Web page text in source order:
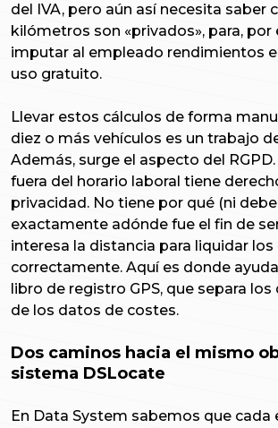
del IVA, pero aún así necesita saber
kilómetros son «privados», para, por
imputar al empleado rendimientos
uso gratuito.
Llevar estos cálculos de forma
diez o más vehículos es un trabajo
Además, surge el aspecto del
fuera del horario laboral tiene
privacidad. No tiene por qué (ni
exactamente adónde fue el fin de
interesa la distancia para liquidar los
correctamente. Aquí es donde
libro de registro GPS, que separa
de los datos de costes.
Dos caminos hacia el mismo
sistema DSLocate
En Data System sabemos que cada